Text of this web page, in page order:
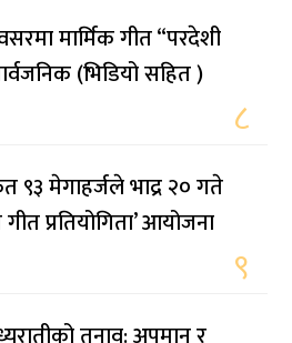
मार्मिक गीत “परदेशी
(भिडियो सहित )
८
९३ मेगाहर्जले भाद्र २० गते
प्रतियोगिता’ आयोजना
९